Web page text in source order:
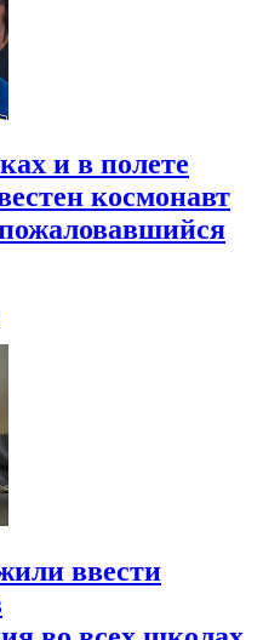
и в полете
космонавт
ввести